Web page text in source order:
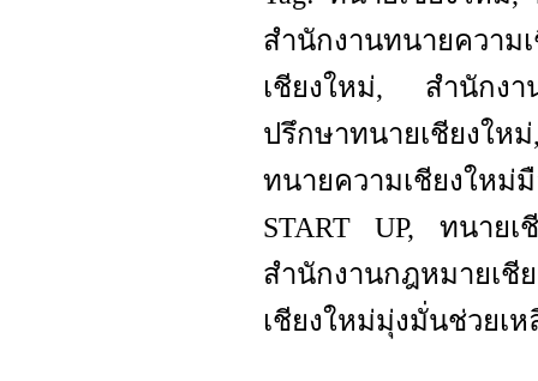
สำนักงานทนายควา
เชียงใหม่, สำนักงา
ปรึกษาทนายเชียง
ทนายความเชียงให
START UP, ทนายเ
สำนักงานกฎหมาย
เชียงใหม่มุ่งมั่นช่วยเ